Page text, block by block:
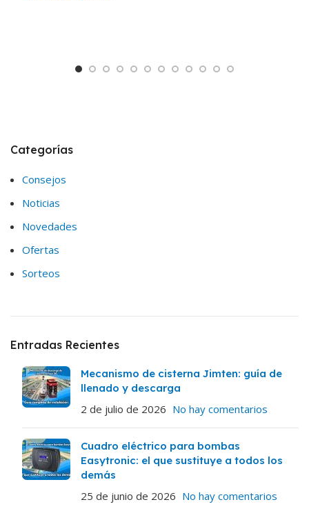
Categorías
Consejos
Noticias
Novedades
Ofertas
Sorteos
Entradas Recientes
Mecanismo de cisterna Jimten: guía de
llenado y descarga
2 de julio de 2026 No hay comentarios
Cuadro eléctrico para bombas
Easytronic: el que sustituye a todos los
demás
25 de junio de 2026 No hay comentarios